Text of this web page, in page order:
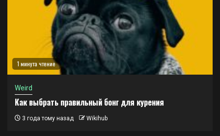
1 минута чтение
Weird
Как выбрать правильный бонг для курения
3 года тому назад Wikihub